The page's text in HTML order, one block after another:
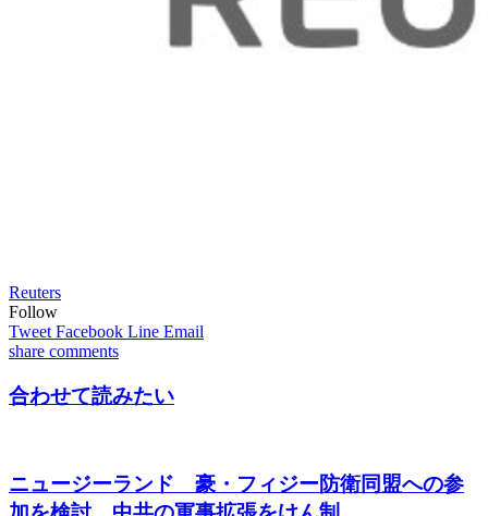
Reuters
Follow
Tweet Facebook Line Email
share comments
合わせて読みたい
ニュージーランド 豪・フィジー防衛同盟への参